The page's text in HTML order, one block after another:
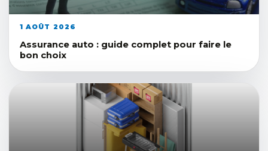
1 AOÛT 2026
Assurance auto : guide complet pour faire le
bon choix